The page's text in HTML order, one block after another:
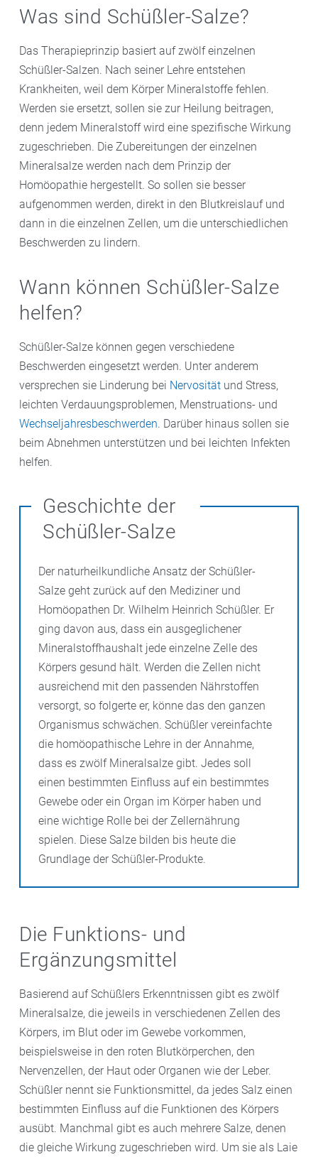
Was sind Schüßler-Salze?
Das Therapieprinzip basiert auf zwölf einzelnen
Schüßler-Salzen. Nach seiner Lehre entstehen
Krankheiten, weil dem Körper Mineralstoffe fehlen.
Werden sie ersetzt, sollen sie zur Heilung beitragen,
denn jedem Mineralstoff wird eine spezifische Wirkung
zugeschrieben. Die Zubereitungen der einzelnen
Mineralsalze werden nach dem Prinzip der
Homöopathie hergestellt. So sollen sie besser
aufgenommen werden, direkt in den Blutkreislauf und
dann in die einzelnen Zellen, um die unterschiedlichen
Beschwerden zu lindern.
Wann können Schüßler-Salze
helfen?
Schüßler-Salze können gegen verschiedene
Beschwerden eingesetzt werden. Unter anderem
versprechen sie Linderung bei Nervosität und Stress,
leichten Verdauungsproblemen, Menstruations- und
Wechseljahresbeschwerden. Darüber hinaus sollen sie
beim Abnehmen unterstützen und bei leichten Infekten
helfen.
Geschichte der
Schüßler-Salze
Der naturheilkundliche Ansatz der Schüßler-
Salze geht zurück auf den Mediziner und
Homöopathen Dr. Wilhelm Heinrich Schüßler. Er
ging davon aus, dass ein ausgeglichener
Mineralstoffhaushalt jede einzelne Zelle des
Körpers gesund hält. Werden die Zellen nicht
ausreichend mit den passenden Nährstoffen
versorgt, so folgerte er, könne das den ganzen
Organismus schwächen. Schüßler vereinfachte
die homöopathische Lehre in der Annahme,
dass es zwölf Mineralsalze gibt. Jedes soll
einen bestimmten Einfluss auf ein bestimmtes
Gewebe oder ein Organ im Körper haben und
eine wichtige Rolle bei der Zellernährung
spielen. Diese Salze bilden bis heute die
Grundlage der Schüßler-Produkte.
Die Funktions- und
Ergänzungsmittel
Basierend auf Schüßlers Erkenntnissen gibt es zwölf
Mineralsalze, die jeweils in verschiedenen Zellen des
Körpers, im Blut oder im Gewebe vorkommen,
beispielsweise in den roten Blutkörperchen, den
Nervenzellen, der Haut oder Organen wie der Leber.
Schüßler nennt sie Funktionsmittel, da jedes Salz einen
bestimmten Einfluss auf die Funktionen des Körpers
ausübt. Manchmal gibt es auch mehrere Salze, denen
die gleiche Wirkung zugeschrieben wird. Um sie als Laie